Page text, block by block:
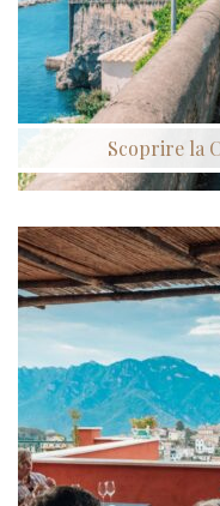
Scoprire la